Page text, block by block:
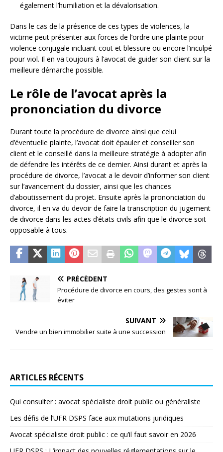
également l’humiliation et la dévalorisation.
Dans le cas de la présence de ces types de violences, la
victime peut présenter aux forces de l’ordre une plainte pour
violence conjugale incluant cout et blessure ou encore l’inculpé
pour viol. Il en va toujours à l’avocat de guider son client sur la
meilleure démarche possible.
Le rôle de l’avocat après la
prononciation du divorce
Durant toute la procédure de divorce ainsi que celui
d’éventuelle plainte, l’avocat doit épauler et conseiller son
client et le conseillé dans la meilleure stratégie à adopter afin
de défendre les intérêts de ce dernier. Ainsi durant et après la
procédure de divorce, l’avocat a le devoir d’informer son client
sur l’avancement du dossier, ainsi que les chances
d’aboutissement du projet. Ensuite après la prononciation du
divorce, il en va du devoir de faire la transcription du jugement
de divorce dans les actes d’états civils afin que le divorce soit
opposable à tous.
PRÉCÉDENT
Procédure de divorce en cours, des gestes sont à
éviter
SUIVANT
Vendre un bien immobilier suite à une succession
ARTICLES RÉCENTS
Qui consulter : avocat spécialiste droit public ou généraliste
Les défis de l’UFR DSPS face aux mutations juridiques
Avocat spécialiste droit public : ce qu’il faut savoir en 2026